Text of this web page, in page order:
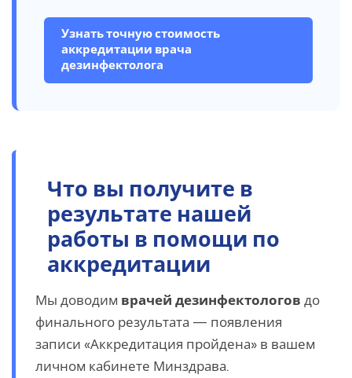
Узнать точную стоимость
аккредитации врача
дезинфектолога
Что вы получите в
результате нашей
работы в помощи по
аккредитации
Мы доводим врачей дезинфектологов до
финального результата — появления
записи «Аккредитация пройдена» в вашем
личном кабинете Минздрава.